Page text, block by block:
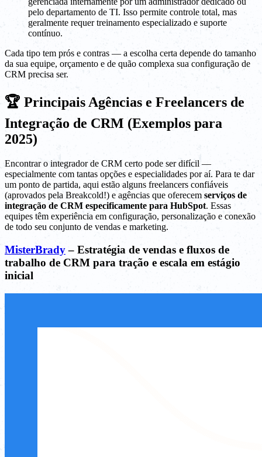
pelo departamento de TI. Isso permite controle total, mas
geralmente requer treinamento especializado e suporte
contínuo.
Cada tipo tem prós e contras — a escolha certa depende do tamanho
da sua equipe, orçamento e de quão complexa sua configuração de
CRM precisa ser.
🏆 Principais Agências e Freelancers de
Integração de CRM (Exemplos para
2025)
Encontrar o integrador de CRM certo pode ser difícil —
especialmente com tantas opções e especialidades por aí. Para te dar
um ponto de partida, aqui estão alguns freelancers confiáveis
(aprovados pela Breakcold!) e agências que oferecem serviços de
integração de CRM especificamente para HubSpot. Essas
equipes têm experiência em configuração, personalização e conexão
de todo seu conjunto de vendas e marketing.
MisterBrady– Estratégia de vendas e fluxos de
trabalho de CRM para tração e escala em estágio
inicial